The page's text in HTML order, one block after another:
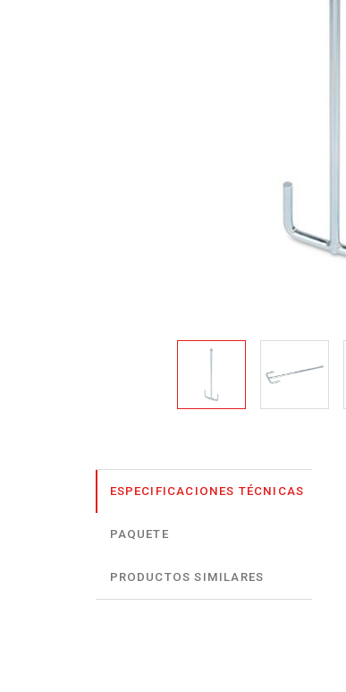
ESPECIFICACIONES TÉCNICAS
PAQUETE
PRODUCTOS SIMILARES